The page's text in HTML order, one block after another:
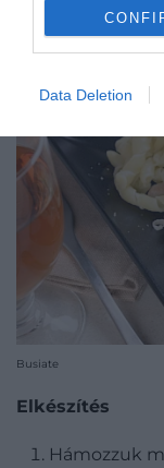
Data Deletion
Busiate
Elkészítés
Hámozzuk